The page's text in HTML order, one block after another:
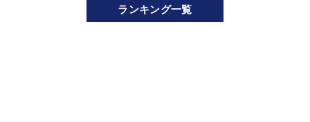
ランキング一覧